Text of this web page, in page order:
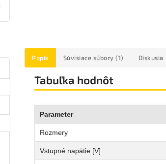
Popis Súvisiace súbory (1) Diskusia
Tabuľka hodnôt
Parameter
Rozmery
Vstupné napätie [V]